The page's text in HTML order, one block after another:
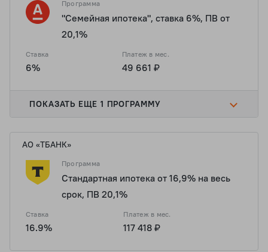
Программа
"Семейная ипотека", ставка 6%, ПВ от
20,1%
Ставка
6%
Платеж в мес.
49 661 ₽
ПОКАЗАТЬ ЕЩЕ 1 ПРОГРАММУ
АО «ТБАНК»
Программа
Стандартная ипотека от 16,9% на весь
срок, ПВ 20,1%
Ставка
16.9%
Платеж в мес.
117 418 ₽